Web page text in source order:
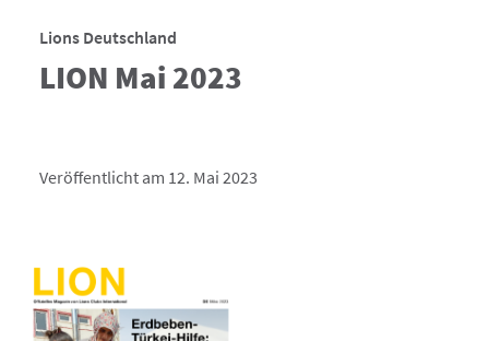
Lions Deutschland
LION Mai 2023
Veröffentlicht am 12. Mai 2023